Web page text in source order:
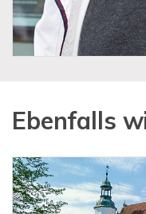
Ebenfalls